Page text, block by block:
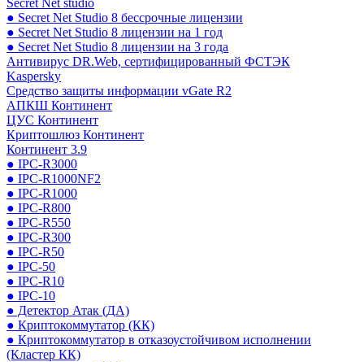
● Secret Net Studio 8 бессрочные лицензии
● Secret Net Studio 8 лицензии на 1 год
● Secret Net Studio 8 лицензии на 3 года
Антивирус DR.Web, сертифицированный ФСТЭК
Kaspersky
Средство защиты информации vGate R2
АПКШ Континент
ЦУС Континент
Криптошлюз Континент
Континент 3.9
● IPC-R3000
● IPC-R1000NF2
● IPC-R1000
● IPC-R800
● IPC-R550
● IPC-R300
● IPC-R50
● IPC-50
● IPC-R10
● IPC-10
● Детектор Атак (ДА)
● Криптокоммутатор (КК)
● Криптокоммутатор в отказоустойчивом исполнении
(Кластер КК)